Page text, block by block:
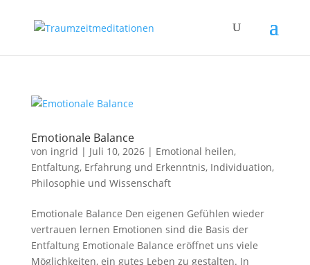
Emotionale Balance
von ingrid | Juli 10, 2026| Emotional heilen,
Entfaltung, Erfahrung und Erkenntnis, Individuation,
Philosophie und Wissenschaft
Emotionale Balance Den eigenen Gefühlen wieder
vertrauen lernen Emotionen sind die Basis der
Entfaltung Emotionale Balance eröffnet uns viele
Möglichkeiten, ein gutes Leben zu gestalten. In